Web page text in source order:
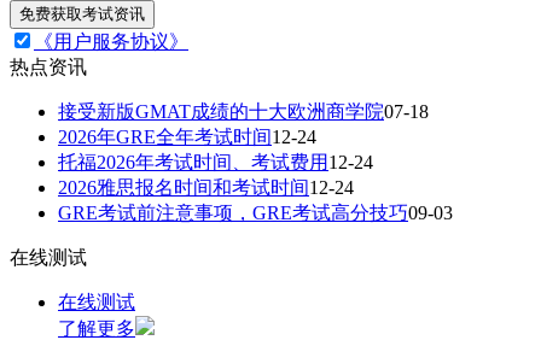
免费获取考试资讯
《用户服务协议》
热点资讯
接受新版GMAT成绩的十大欧洲商学院07-18
2026年GRE全年考试时间12-24
托福2026年考试时间、考试费用 12-24
2026雅思报名时间和考试时间12-24
GRE考试前注意事项，GRE考试高分技巧09-03
在线测试
在线测试
了解更多